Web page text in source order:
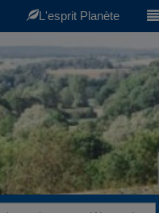
L'esprit Planète